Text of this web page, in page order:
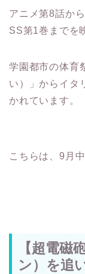
アニメ第8話か
SS第1巻までを
学園都市の体育
い）」からイタ
かれています。
こちらは、9月
【超電磁
ン）を追